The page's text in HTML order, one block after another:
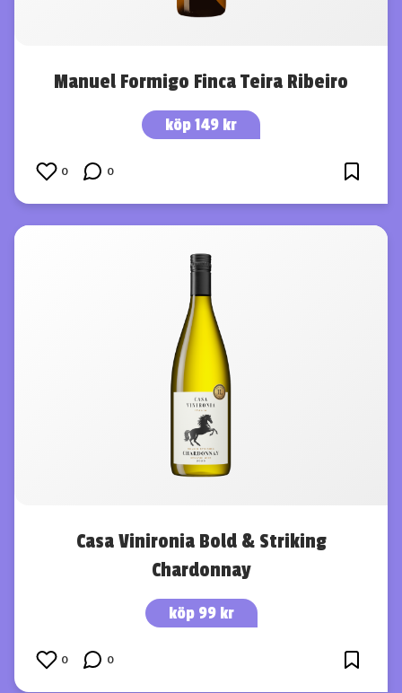
Manuel Formigo Finca Teira Ribeiro
köp 149 kr
0 0
Casa Vinironia Bold & Striking
Chardonnay
köp 99 kr
0 0